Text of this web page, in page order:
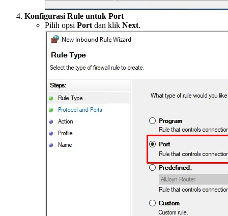
Konfigurasi Rule untuk Port
Pilih opsi Port dan klik Next.